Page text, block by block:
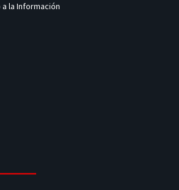
la Información